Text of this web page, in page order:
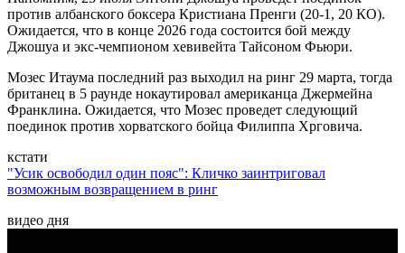
против албанского боксера Кристиана Пренги (20-1, 20 КО).
Ожидается, что в конце 2026 года состоится бой между
Джошуа и экс-чемпионом хевивейта Тайсоном Фьюри.
Мозес Итаума последний раз выходил на ринг 29 марта, тогда
британец в 5 раунде нокаутировал американца Джермейна
Франклина. Ожидается, что Мозес проведет следующий
поединок против хорватского бойца Филиппа Хрговича.
кстати
"Усик освободил один пояс": Кличко заинтриговал
возможным возвращением в ринг
видео дня